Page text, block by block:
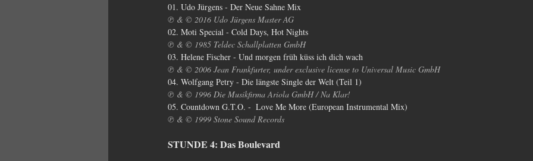
01. Udo Jürgens - Der Neue Sahne Mix
℗ & © 2016 Udo Jürgens Master AG
02. Moti Special - Cold Days, Hot Nights
℗ & © 1985 Teldec Schallplatten GmbH
03. Helene Fischer - Und morgen früh küss ich dich wach
℗ & © 2006 Jean Frankfurter, under exclusive license to Universal Music GmbH
04. Wolfgang Petry - Die längste Single der Welt (Teil 1)
℗ & © 1996 Die Musikfirma Ariola GmbH / Na Klar!
05. Countdown G.T.O. -  Love Me More (European Instrumental Mix)
℗ & © 1999 Stone Sound Records
STUNDE 4: Das Boulevard